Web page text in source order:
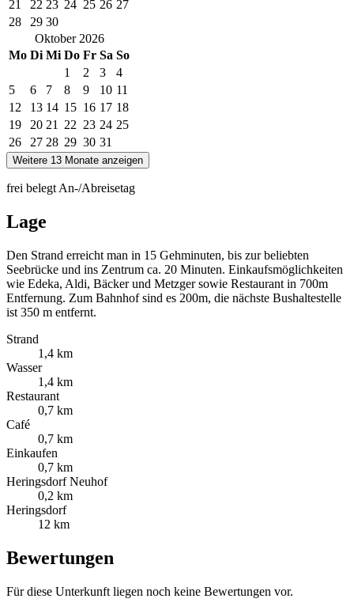
21 22 23 24 25 26 27
28
29 30
Oktober 2026
Mo Di Mi Do Fr Sa So
1
2 3
4
5
6 7 8 9 10 11
12
13 14 15 16 17 18
19
20 21 22 23 24 25
26
27 28 29 30 31
Weitere 13 Monate anzeigen
frei belegt An-/Abreisetag
Lage
Den Strand erreicht man in 15 Gehminuten, bis zur beliebten
Seebrücke und ins Zentrum ca. 20 Minuten. Einkaufsmöglichkeiten
wie Edeka, Aldi, Bäcker und Metzger sowie Restaurant in 700m
Entfernung. Zum Bahnhof sind es 200m, die nächste Bushaltestelle
ist 350 m entfernt.
Strand
1,4 km
Wasser
1,4 km
Restaurant
0,7 km
Café
0,7 km
Einkaufen
0,7 km
Heringsdorf Neuhof
0,2 km
Heringsdorf
12 km
Bewertungen
Für diese Unterkunft liegen noch keine Bewertungen vor.